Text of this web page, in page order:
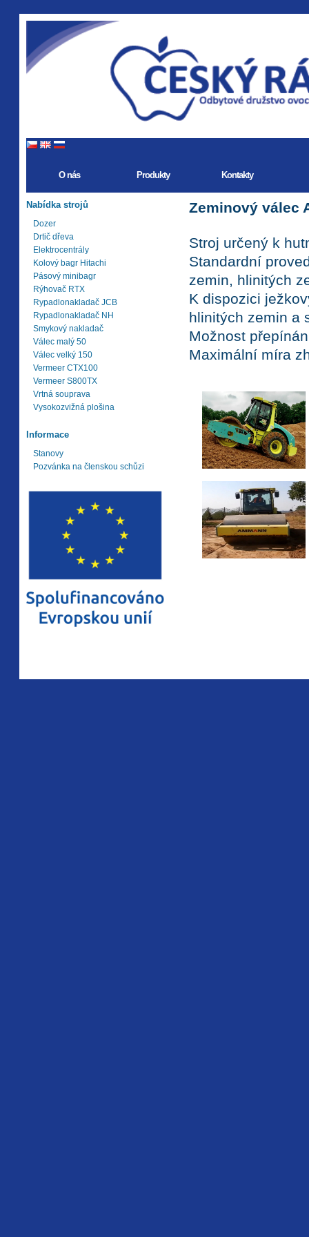
O nás Produkty Kontakty
Nabídka strojů
Dozer
Drtič dřeva
Elektrocentrály
Kolový bagr Hitachi
Pásový minibagr
Rýhovač RTX
Rypadlonakladač JCB
Rypadlonakladač NH
Smykový nakladač
Válec malý 50
Válec velký 150
Vermeer CTX100
Vermeer S800TX
Vrtná souprava
Vysokozvižná plošina
Informace
Stanovy
Pozvánka na členskou schůzi
Zeminový válec
Stroj určený k
Standardní
zemin, hlinitých
K dispozici
hlinitých zemin a
Možnost
Maximální míra